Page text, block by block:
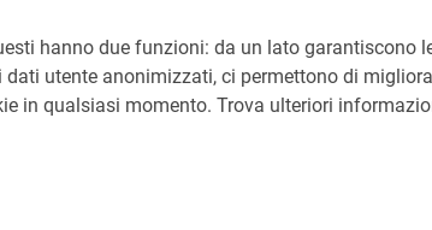
richieste di informazioni e chiarimenti
hanno due funzioni: da un lato garantiscono
utente anonimizzati, ci permettono di
in qualsiasi momento. Trova ulteriori